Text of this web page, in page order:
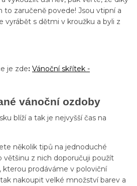
zaručeně povede! Jsou vtipní a
vyrábět s dětmi v kroužku a byli z
je zde: Vánoční skřítek -
vánoční ozdoby
blíží a tak je nejvyšší čas na
několik tipů na jednoduché
většinu z nich doporučuji použít
kterou prodáváme v poloviční
nakoupit velké množství barev a